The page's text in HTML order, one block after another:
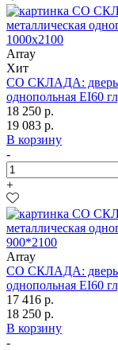
Array
Хит
СО СКЛАДА: дверь
однопольная EI60
18 250 р.
19 083 р.
В корзину
-
+
Array
СО СКЛАДА: дверь
однопольная EI60
17 416 р.
18 250 р.
В корзину
-